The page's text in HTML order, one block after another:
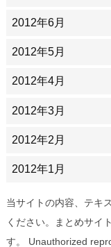
2012年6月
2012年5月
2012年4月
2012年3月
2012年2月
2012年1月
当サイトの内容、テキ
ください。まとめサイ
す。 Unauthorized